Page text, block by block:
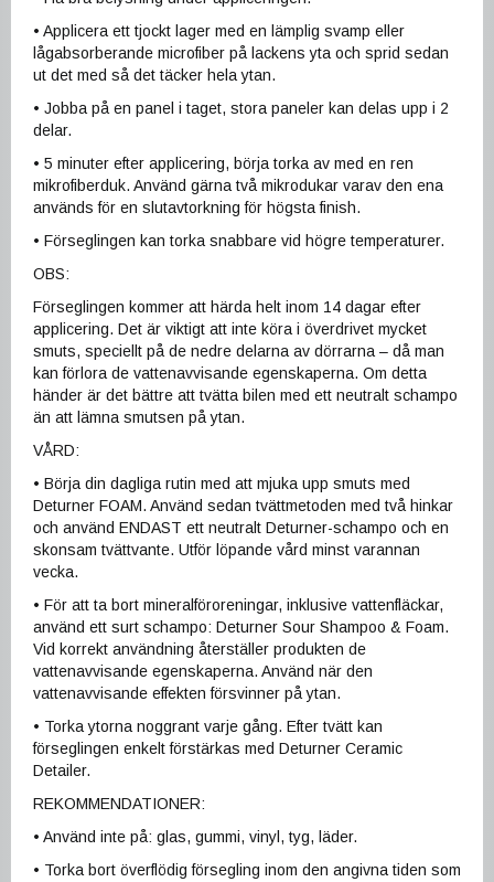
• Applicera ett tjockt lager med en lämplig svamp eller
lågabsorberande microfiber på lackens yta och sprid sedan
ut det med så det täcker hela ytan.
• Jobba på en panel i taget, stora paneler kan delas upp i 2
delar.
• 5 minuter efter applicering, börja torka av med en ren
mikrofiberduk. Använd gärna två mikrodukar varav den ena
används för en slutavtorkning för högsta finish.
• Förseglingen kan torka snabbare vid högre temperaturer.
OBS:
Förseglingen kommer att härda helt inom 14 dagar efter
applicering. Det är viktigt att inte köra i överdrivet mycket
smuts, speciellt på de nedre delarna av dörrarna – då man
kan förlora de vattenavvisande egenskaperna. Om detta
händer är det bättre att tvätta bilen med ett neutralt schampo
än att lämna smutsen på ytan.
VÅRD:
• Börja din dagliga rutin med att mjuka upp smuts med
Deturner FOAM. Använd sedan tvättmetoden med två hinkar
och använd ENDAST ett neutralt Deturner-schampo och en
skonsam tvättvante. Utför löpande vård minst varannan
vecka.
• För att ta bort mineralföroreningar, inklusive vattenfläckar,
använd ett surt schampo: Deturner Sour Shampoo & Foam.
Vid korrekt användning återställer produkten de
vattenavvisande egenskaperna. Använd när den
vattenavvisande effekten försvinner på ytan.
• Torka ytorna noggrant varje gång. Efter tvätt kan
förseglingen enkelt förstärkas med Deturner Ceramic
Detailer.
REKOMMENDATIONER:
• Använd inte på: glas, gummi, vinyl, tyg, läder.
• Torka bort överflödig försegling inom den angivna tiden som